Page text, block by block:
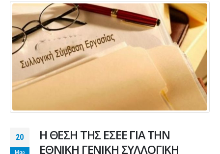
20
Μαρ
Η ΘΕΣΗ ΤΗΣ ΕΣΕΕ ΓΙΑ ΤΗΝ
ΕΘΝΙΚΗ ΓΕΝΙΚΗ ΣΥΛΛΟΓΙΚΗ